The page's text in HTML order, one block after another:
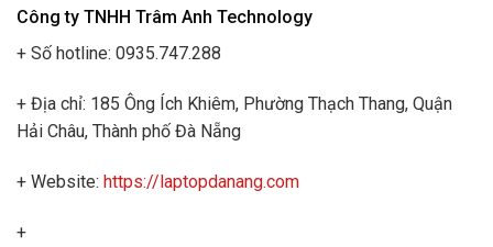
Công ty TNHH Trâm Anh Technology
+ Số hotline: 0935.747.288
+ Địa chỉ: 185 Ông Ích Khiêm, Phường Thạch Thang, Quận
Hải Châu, Thành phố Đà Nẵng
+ Website: https://laptopdanang.com
+